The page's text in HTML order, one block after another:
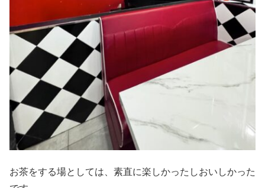
お茶をする場としては、素直に楽しかったしおいしかった